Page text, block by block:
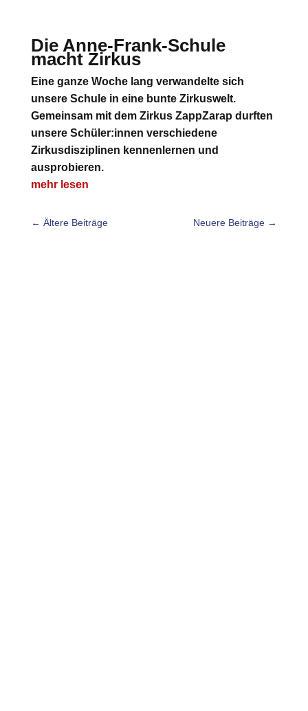
Die Anne-Frank-Schule
macht Zirkus
Eine ganze Woche lang verwandelte sich
unsere Schule in eine bunte Zirkuswelt.
Gemeinsam mit dem Zirkus ZappZarap durften
unsere Schüler:innen verschiedene
Zirkusdisziplinen kennenlernen und
ausprobieren.
mehr lesen
← Ältere Beiträge Neuere Beiträge →